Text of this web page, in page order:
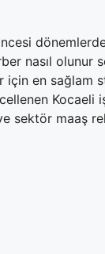
nasıl olunur
için en
Kocaeli
sektör maaş